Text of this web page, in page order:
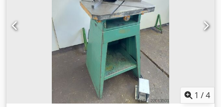
1 /4